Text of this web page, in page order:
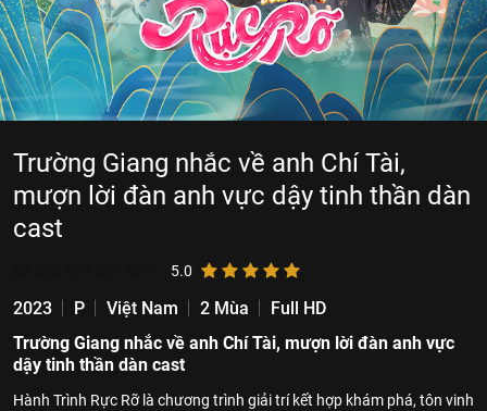
Trường Giang nhắc về anh Chí Tài,
mượn lời đàn anh vực dậy tinh thần dàn
cast
5.0
2023 P Việt Nam 2 Mùa
Full HD
Trường Giang nhắc về anh Chí Tài, mượn lời đàn anh vực
dậy tinh thần dàn cast
Hành Trình Rực Rỡ là chương trình giải trí kết hợp khám phá, tôn vinh